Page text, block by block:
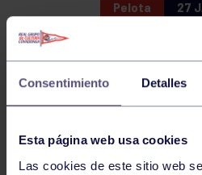
Consentimiento Detalles
Esta página web usa cookies
Las cookies de este sitio web
Pelota 27
NOTICIAS